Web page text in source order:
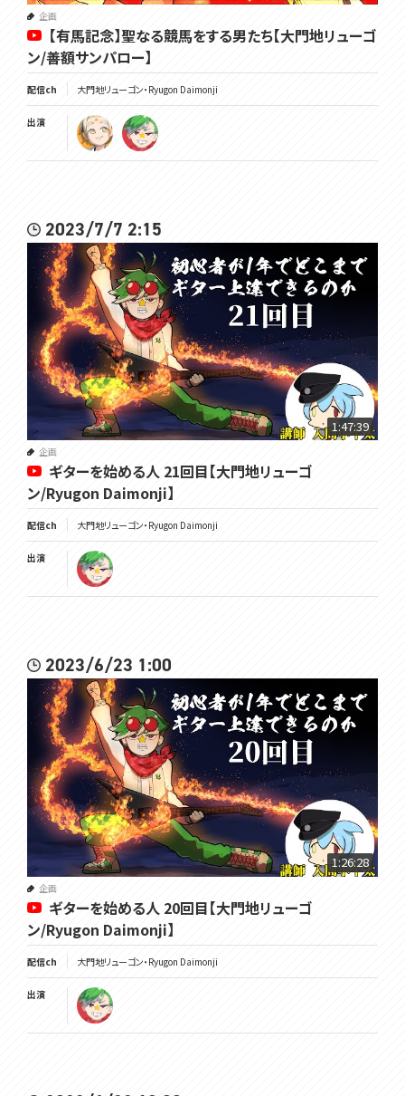
企画
【有馬記念】聖なる競馬をする男たち【大門地リューゴ
ン/善額サンパロー】
配信ch 大門地リューゴン・Ryugon Daimonji
出演
2023/7/7 2:15
1:47:39
企画
ギターを始める人 21回目【大門地リューゴ
ン/Ryugon Daimonji】
配信ch 大門地リューゴン・Ryugon Daimonji
出演
2023/6/23 1:00
1:26:28
企画
ギターを始める人 20回目【大門地リューゴ
ン/Ryugon Daimonji】
配信ch 大門地リューゴン・Ryugon Daimonji
出演